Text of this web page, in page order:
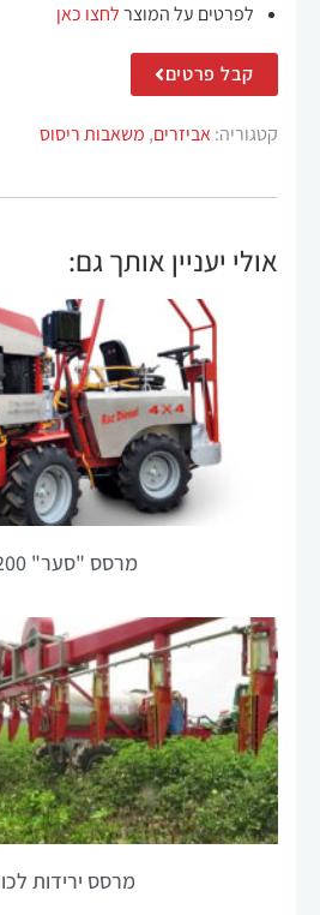
לפרטים על המוצרלחצו כאן
קבל פרטים
קטגוריה:אביזרים, משאבות ריסוס
אולי יעניין אותך גם:
מרסס "סער" 17/200
מרסס ירידות